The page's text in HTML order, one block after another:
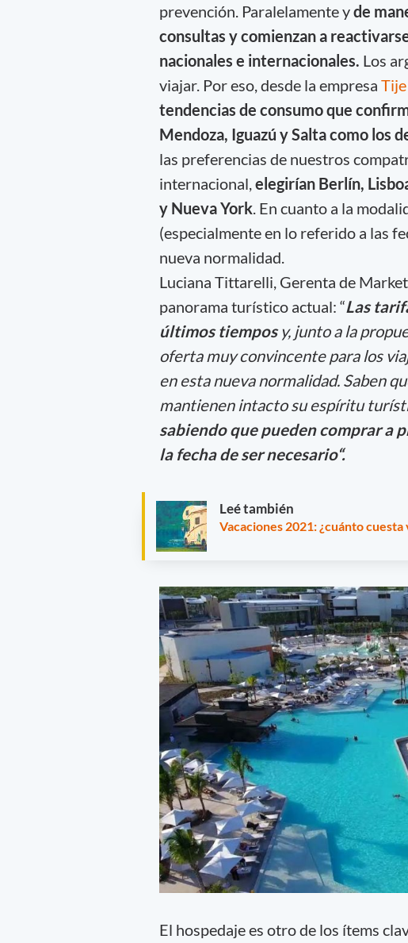
prevención. Paralelamente yde
consultas y comienzan a
nacionales e internacionales. Los
viajar. Por eso, desde la empresa
tendencias de consumo que
Mendoza, Iguazú y Salta como los
las preferencias de nuestros
internacional, elegirían Berlín,
y Nueva York. En cuanto a la
(especialmente en lo referido a las
nueva normalidad.
Luciana Tittarelli, Gerenta de
panorama turístico actual: “Las
últimos tiemposy, junto a la
oferta muy convincente para los
en esta nueva normalidad. Saben
mantienen intacto su espíritu
sabiendo que pueden comprar a
la fecha de ser necesario“.
Leé también
Vacaciones 2021: ¿cuánto
El hospedaje es otro de los ítems